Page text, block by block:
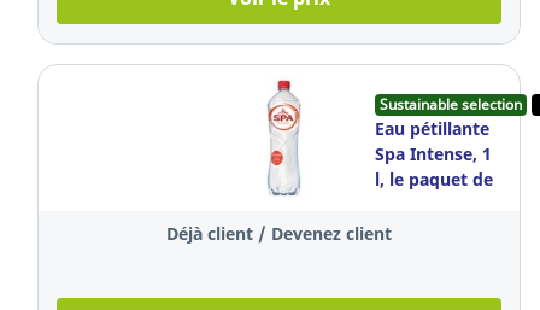
Sustainable selection
Eau pétillante
Spa Intense, 1
l, le paquet de
Déjà client / Devenez client